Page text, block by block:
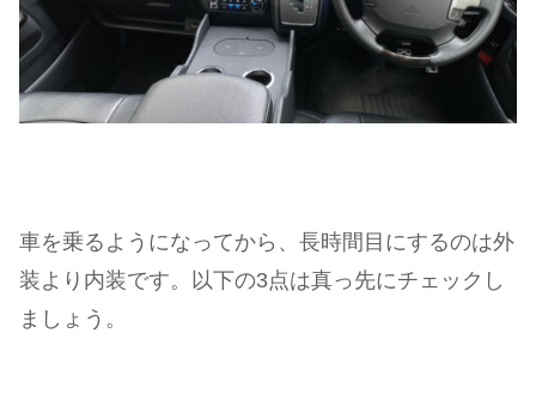
車を乗るようになってから、長時間目にするのは外
装より内装です。以下の3点は真っ先にチェックし
ましょう。